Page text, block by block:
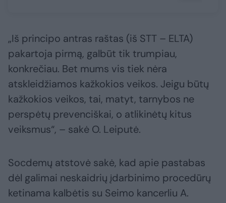
„Iš principo antras raštas (iš STT – ELTA)
pakartoja pirmą, galbūt tik trumpiau,
konkrečiau. Bet mums vis tiek nėra
atskleidžiamos kažkokios veikos. Jeigu būtų
kažkokios veikos, tai, matyt, tarnybos ne
perspėtų prevenciškai, o atlikinėtų kitus
veiksmus“, – sakė O. Leiputė.
Socdemų atstovė sakė, kad apie pastabas
dėl galimai neskaidrių įdarbinimo procedūrų
ketinama kalbėtis su Seimo kancerliu A.